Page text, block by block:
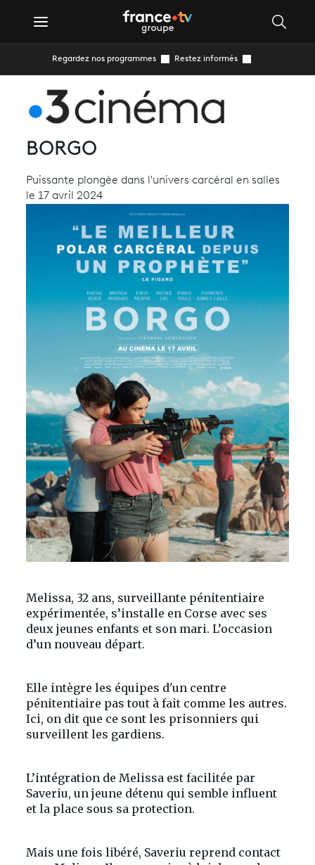
Regardez nos programmes Restez informés
BORGO
Puissante plongée dans l'univers carcéral en salles
le 17 avril 2024
Melissa, 32 ans, surveillante pénitentiaire
expérimentée, s’installe en Corse avec ses
deux jeunes enfants et son mari. L’occasion
d’un nouveau départ.
Elle intègre les équipes d'un centre
pénitentiaire pas tout à fait comme les autres.
Ici, on dit que ce sont les prisonniers qui
surveillent les gardiens.
L’intégration de Melissa est facilitée par
Saveriu, un jeune détenu qui semble influent
et la place sous sa protection.
Mais une fois libéré, Saveriu reprend contact